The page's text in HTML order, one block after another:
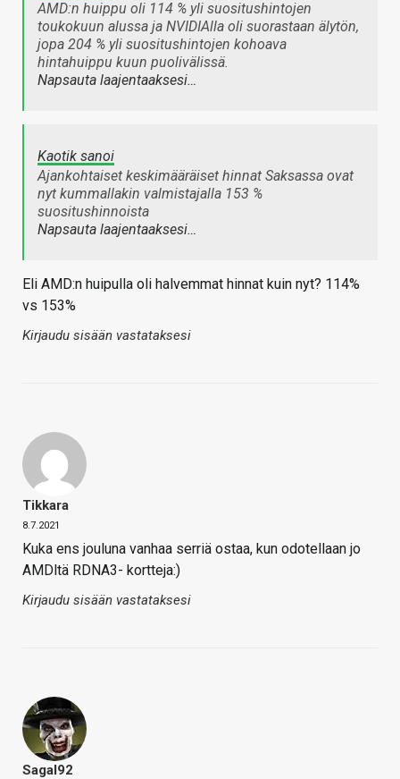
AMD:n huippu oli 114 % yli suositushintojen
toukokuun alussa ja NVIDIAlla oli suorastaan älytön,
jopa 204 % yli suositushintojen kohoava
hintahuippu kuun puolivälissä.
Napsauta laajentaaksesi…
Kaotik sanoi
Ajankohtaiset keskimääräiset hinnat Saksassa ovat
nyt kummallakin valmistajalla 153 %
suositushinnoista
Napsauta laajentaaksesi…
Eli AMD:n huipulla oli halvemmat hinnat kuin nyt? 114%
vs 153%
Kirjaudu sisään vastataksesi
Tikkara
8.7.2021
Kuka ens jouluna vanhaa serriä ostaa, kun odotellaan jo
AMDltä RDNA3- kortteja:)
Kirjaudu sisään vastataksesi
Sagal92